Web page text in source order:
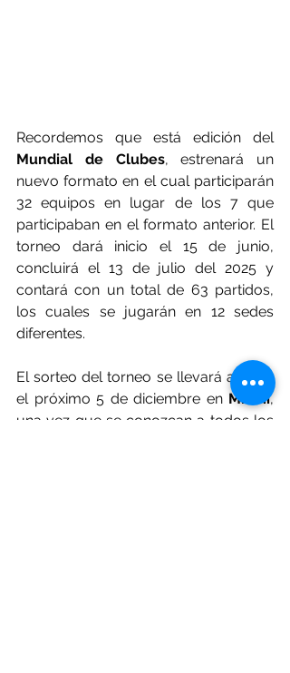
Recordemos que está edición del
Mundial de Clubes, estrenará un
nuevo formato en el cual participarán
32 equipos en lugar de los 7 que
participaban en el formato anterior. El
torneo dará inicio el 15 de junio,
concluirá el 13 de julio del 2025 y
contará con un total de 63 partidos,
los cuales se jugarán en 12 sedes
diferentes.
El sorteo del torneo se llevará a cabo
el próximo 5 de diciembre en Miami,
una vez que se conozcan a todos los